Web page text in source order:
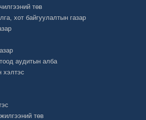
төв
хот байгуулалтын газар
аудитын алба
хэлтэс
төв